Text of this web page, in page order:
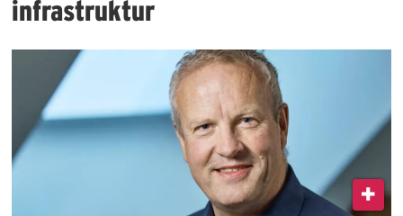
infrastruktur